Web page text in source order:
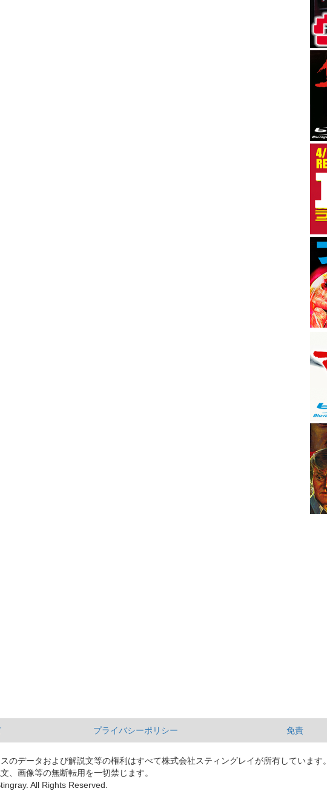
プライバシーポリシー 免責
のデータおよび解説文等の権利はすべて株式会社スティングレイが所有しています。
、画像等の無断転用を一切禁じます。
All Rights Reserved.